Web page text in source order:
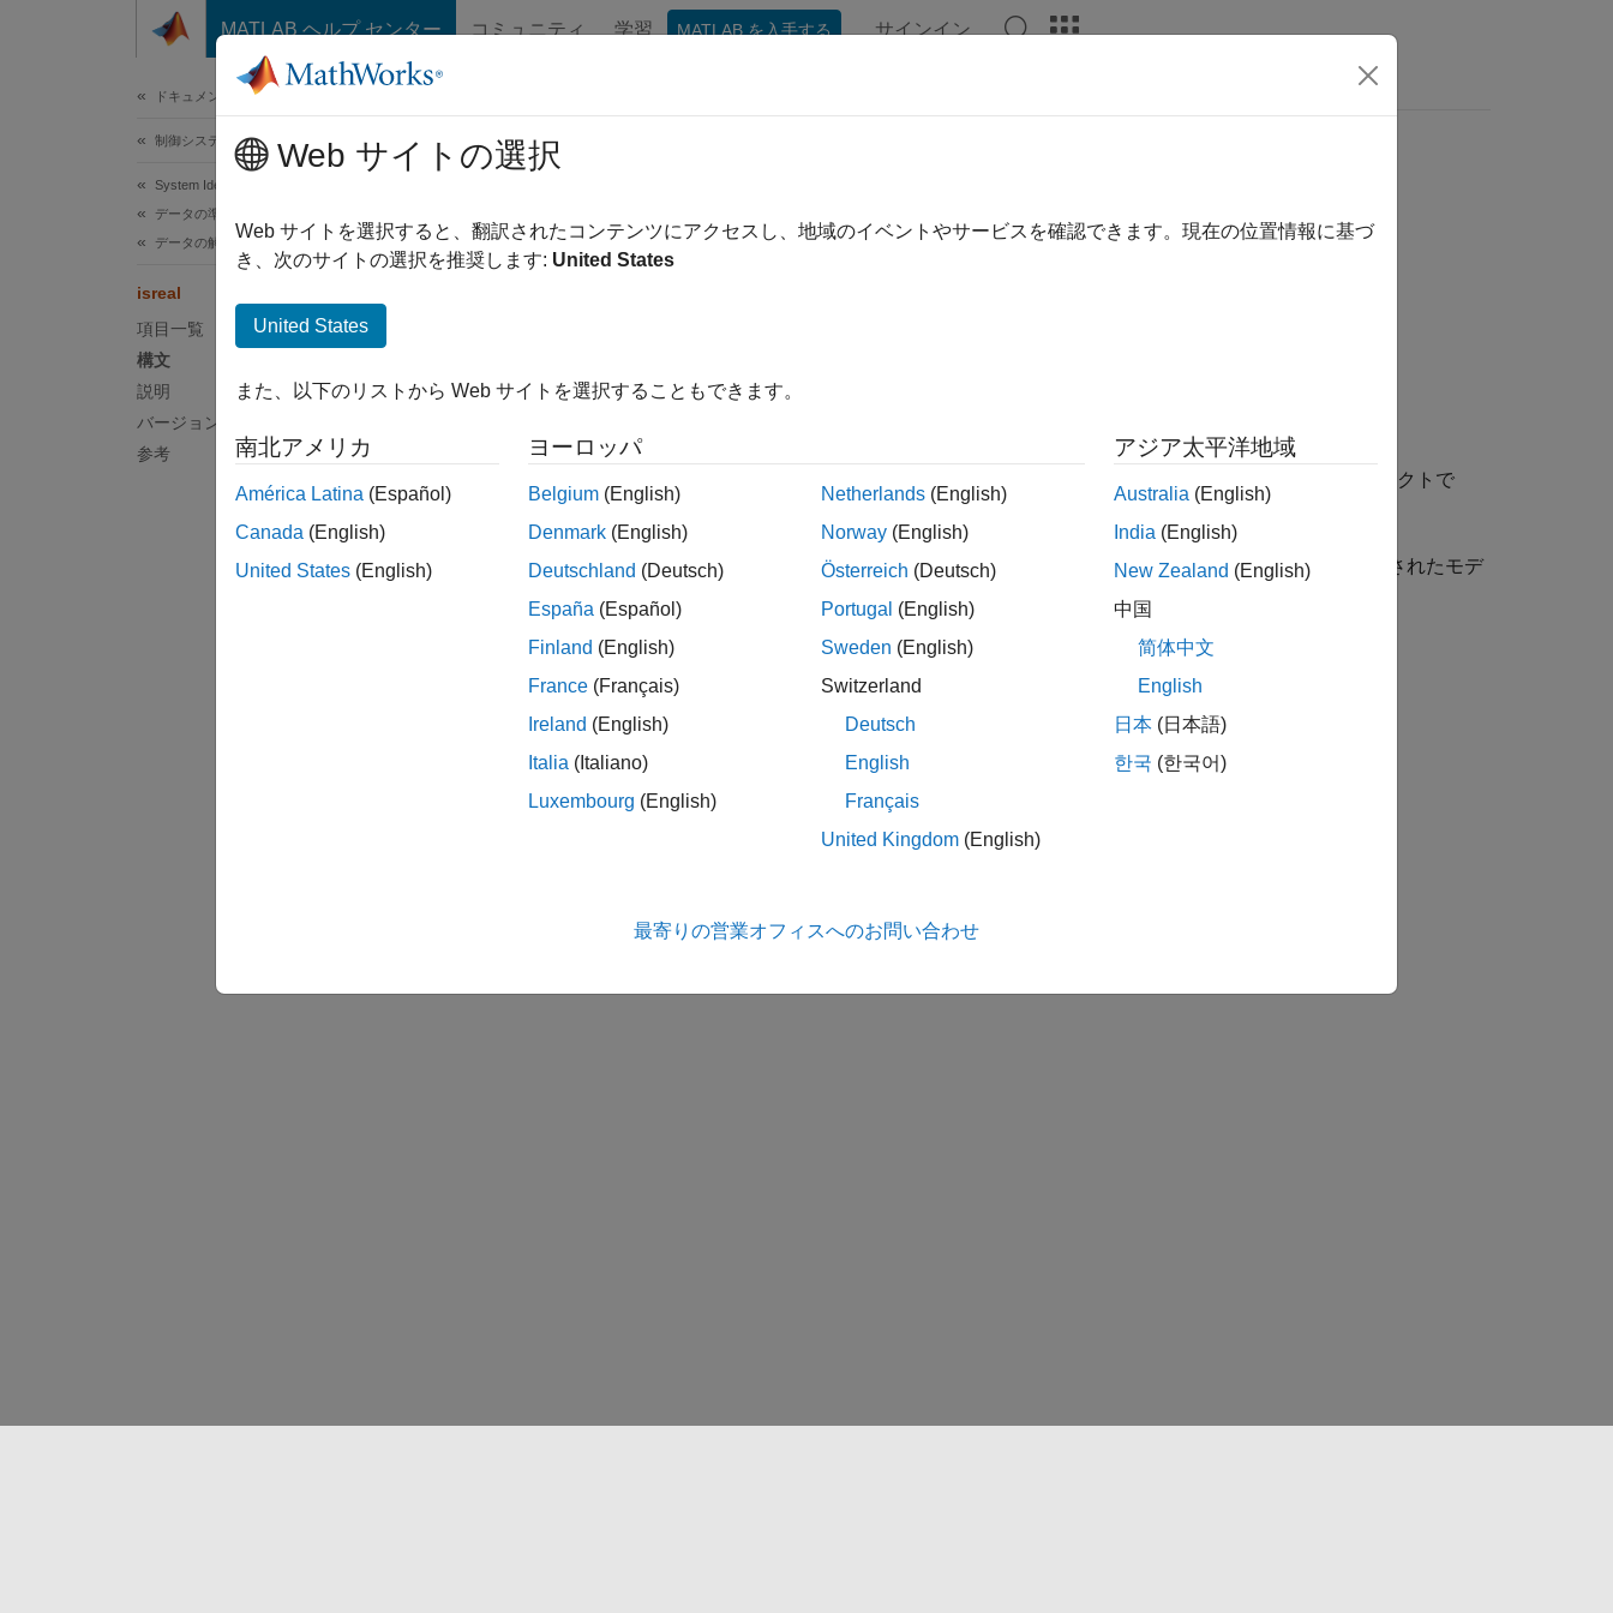
コンテンツへスキップ
MATLAB ヘルプ センター コミュニティ 学習 MATLAB を入手する サインイン
ドキュメンテーションのホーム
制御システム
System Identification Toolbox
データの準備
データの解析
isreal
項目一覧
構文
説明
バージョン履歴
参考
isreal
モデル パラメーターまたはデータ値が実数かどうかを判別
オブジェクトで
isreal(Model)は、モデルのすべてのパラメーターが実数である場合に を返します。Modelは線形の同定されたモデ
バージョン履歴
参考
Web サイトの選択
Web サイトを選択すると、翻訳されたコンテンツにアクセスし、地域のイベントやサービスを確認できます。現在の位置情報に基づ
き、次のサイトの選択を推奨します: United States
United States
また、以下のリストから Web サイトを選択することもできます。
南北アメリカ
América Latina (Español)
Canada (English)
United States (English)
ヨーロッパ
Belgium (English)
Denmark (English)
Deutschland (Deutsch)
España (Español)
Finland (English)
France (Français)
Ireland (English)
Italia (Italiano)
Luxembourg (English)
Netherlands (English)
Norway (English)
Österreich (Deutsch)
Portugal (English)
Sweden (English)
Switzerland
Deutsch
English
Français
United Kingdom (English)
アジア太平洋地域
Australia (English)
India (English)
New Zealand (English)
中国
简体中文
English
日本 (日本語)
한국 (한국어)
最寄りの営業オフィスへのお問い合わせ